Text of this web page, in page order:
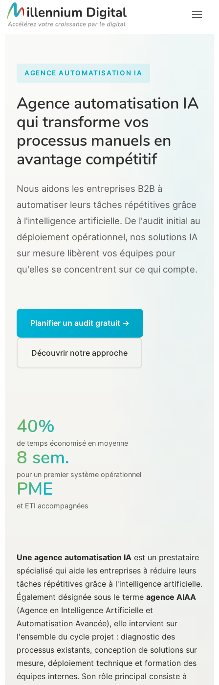
AGENCE AUTOMATISATION IA
Agence automatisation IA
qui transforme vos
processus manuels en
avantage compétitif
Nous aidons les entreprises B2B à
automatiser leurs tâches répétitives grâce
à l'intelligence artificielle. De l'audit initial au
déploiement opérationnel, nos solutions IA
sur mesure libèrent vos équipes pour
qu'elles se concentrent sur ce qui compte.
Planifier un audit gratuit →
Découvrir notre approche
40%
de temps économisé en moyenne
8 sem.
pour un premier système opérationnel
PME
et ETI accompagnées
Une agence automatisation IA est un prestataire
spécialisé qui aide les entreprises à réduire leurs
tâches répétitives grâce à l'intelligence artificielle.
Également désignée sous le terme agence AIAA
(Agence en Intelligence Artificielle et
Automatisation Avancée), elle intervient sur
l'ensemble du cycle projet : diagnostic des
processus existants, conception de solutions sur
mesure, déploiement technique et formation des
équipes internes. Son rôle principal consiste à